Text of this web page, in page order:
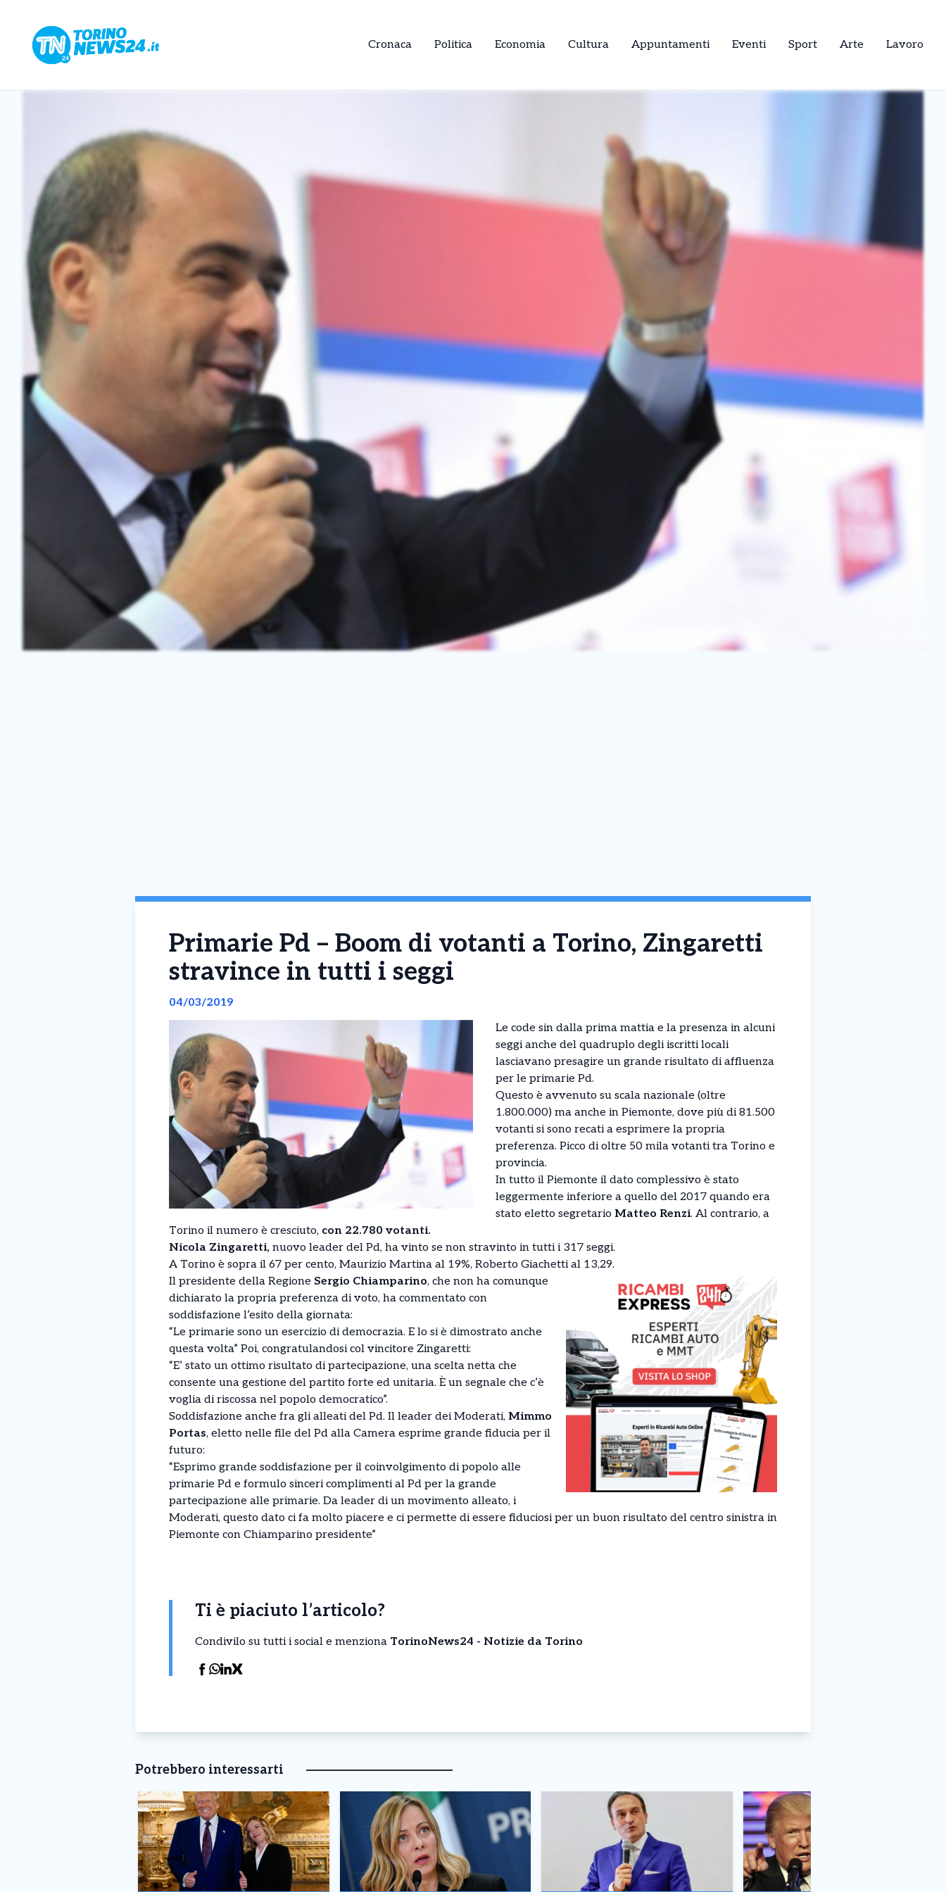
Cronaca Politica Economia Cultura Appuntamenti Eventi Sport Arte Lavoro
Primarie Pd – Boom di votanti a Torino, Zingaretti
stravince in tutti i seggi
04/03/2019
Le code sin dalla prima mattia e la presenza in alcuni
seggi anche del quadruplo degli iscritti locali
lasciavano presagire un grande risultato di affluenza
per le primarie Pd.
Questo è avvenuto su scala nazionale (oltre
1.800.000) ma anche in Piemonte, dove più di 81.500
votanti si sono recati a esprimere la propria
preferenza. Picco di oltre 50 mila votanti tra Torino e
provincia.
In tutto il Piemonte il dato complessivo è stato
leggermente inferiore a quello del 2017 quando era
stato eletto segretario Matteo Renzi. Al contrario, a
Torino il numero è cresciuto, con 22.780 votanti.
Nicola Zingaretti, nuovo leader del Pd, ha vinto se non stravinto in tutti i 317 seggi.
A Torino è sopra il 67 per cento, Maurizio Martina al 19%, Roberto Giachetti al 13,29.
Il presidente della Regione Sergio Chiamparino, che non ha comunque
dichiarato la propria preferenza di voto, ha commentato con
soddisfazione l’esito della giornata:
“Le primarie sono un esercizio di democrazia. E lo si è dimostrato anche
questa volta” Poi, congratulandosi col vincitore Zingaretti:
“E’ stato un ottimo risultato di partecipazione, una scelta netta che
consente una gestione del partito forte ed unitaria. È un segnale che c’è
voglia di riscossa nel popolo democratico”.
Soddisfazione anche fra gli alleati del Pd. Il leader dei Moderati, Mimmo
Portas, eletto nelle file del Pd alla Camera esprime grande fiducia per il
futuro:
“Esprimo grande soddisfazione per il coinvolgimento di popolo alle
primarie Pd e formulo sinceri complimenti al Pd per la grande
partecipazione alle primarie. Da leader di un movimento alleato, i
Moderati, questo dato ci fa molto piacere e ci permette di essere fiduciosi per un buon risultato del centro sinistra in
Piemonte con Chiamparino presidente”
Ti è piaciuto l’articolo?
Condivilo su tutti i social e menziona TorinoNews24 - Notizie da Torino
Potrebbero interessarti